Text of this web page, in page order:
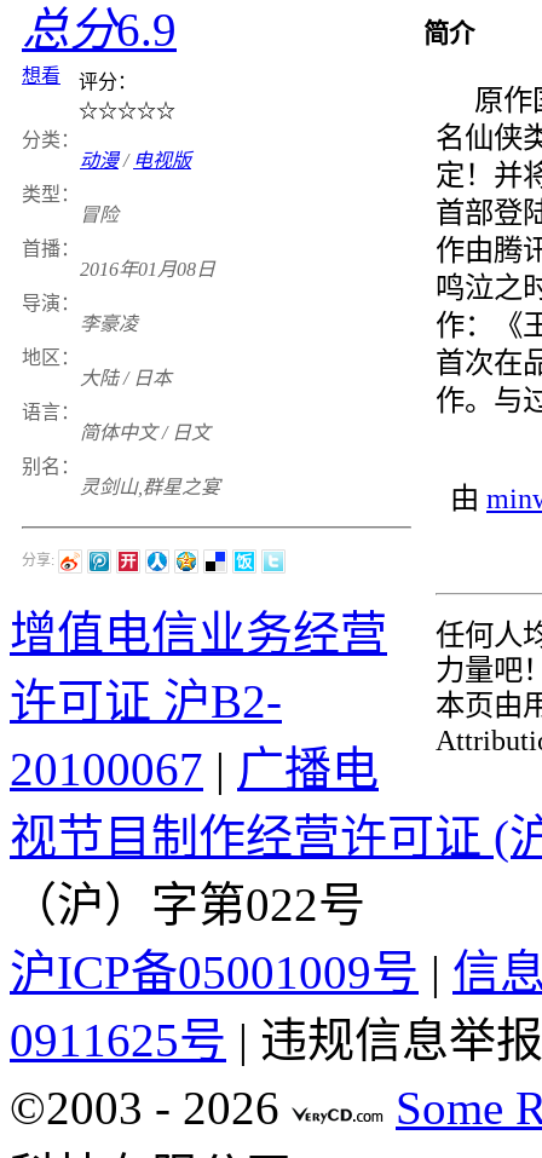
简介
原作
名仙侠
定！并
首部登
作由腾
鸣泣之
作：《
首次在
作。与
由
任何人
力量吧
本页由
总分6.9
想看
评分：
☆☆☆☆☆
分类：
动漫/ 电视版
类型：
冒险
首播：
2016年01月08日
导演：
李豪凌
地区：
大陆 / 日本
语言：
简体中文 / 日文
别名：
灵剑山,群星之宴
分享:
增值电信业务经营
许可证 沪B2-
20100067 | 广播电
视节目制作经营许可证 (
（沪）字第022号
沪ICP备05001009号 | 信
0911625号 | 违规信息举
©2003 - 2026
Some